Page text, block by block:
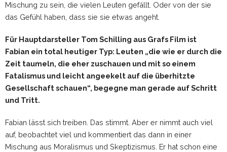
Mischung zu sein, die vielen Leuten gefällt. Oder von der sie
das Gefühl haben, dass sie sie etwas angeht.
Für Hauptdarsteller Tom Schilling aus Grafs Film ist
Fabian ein total heutiger Typ: Leuten „die wie er durch die
Zeit taumeln, die eher zuschauen und mit so einem
Fatalismus und leicht angeekelt auf die überhitzte
Gesellschaft schauen“, begegne man gerade auf Schritt
und Tritt.
Fabian lässt sich treiben. Das stimmt. Aber er nimmt auch viel
auf, beobachtet viel und kommentiert das dann in einer
Mischung aus Moralismus und Skeptizismus. Er hat schon eine